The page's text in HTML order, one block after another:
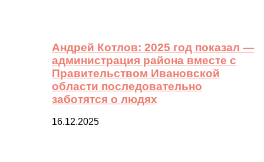
Андрей Котлов: 2025 год показал —
администрация района вместе с
Правительством Ивановской
области последовательно
заботятся о людях
16.12.2025